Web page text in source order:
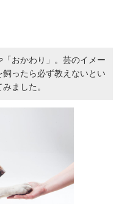
おかわり」。芸のイメー
ったら必ず教えないとい
ました。